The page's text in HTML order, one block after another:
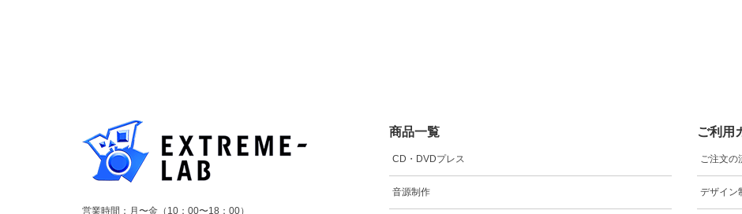
営業時間：月〜金（10：00〜18：00）
商品一覧
CD・DVDプレス
音源制作
ご利用
ご注文の
デザイン